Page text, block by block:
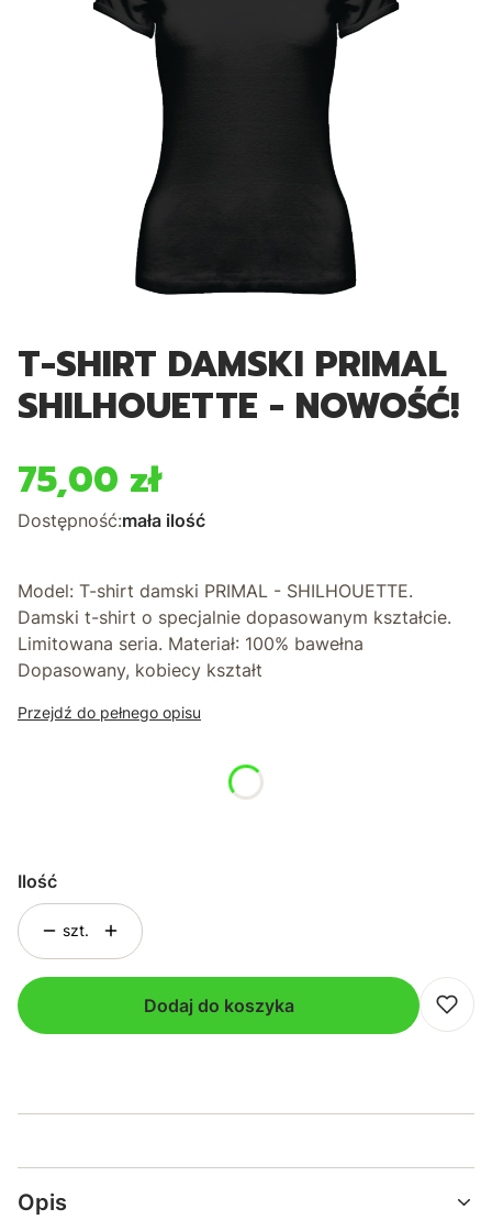
T-SHIRT DAMSKI PRIMAL
SHILHOUETTE - NOWOŚĆ!
Cena
75,00 zł
Dostępność:mała ilość
Model: T-shirt damski PRIMAL - SHILHOUETTE.
Damski t-shirt o specjalnie dopasowanym kształcie.
Limitowana seria. Materiał: 100% bawełna
Dopasowany, kobiecy kształt
Przejdź do pełnego opisu
Ilość
szt.
Dodaj do koszyka
Opis